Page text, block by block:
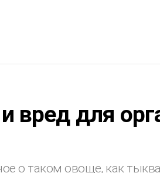
вред для
о таком овоще, как